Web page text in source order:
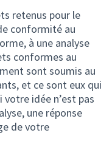
retenus pour le
conformité au
à une analyse
conformes au
sont soumis au
et ce sont eux qui
idée n’est pas
une réponse
de votre